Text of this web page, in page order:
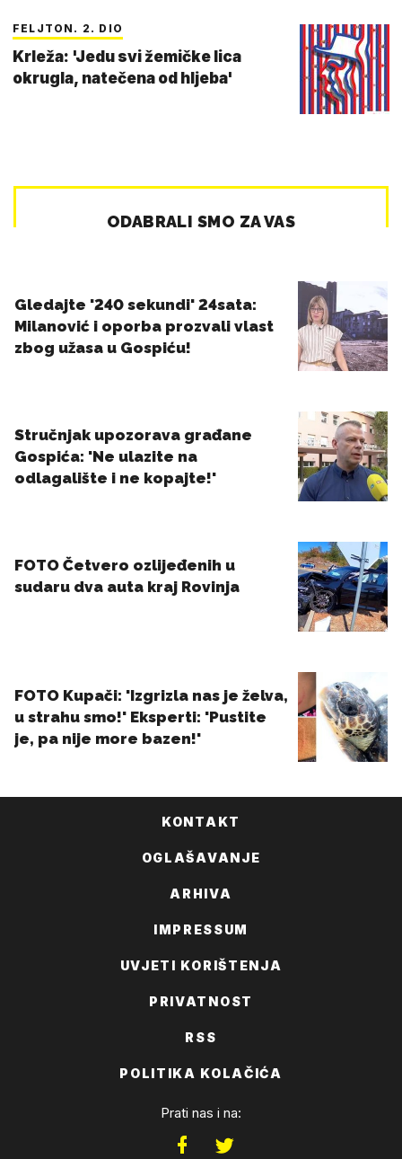
FELJTON. 2. DIO
Krleža: 'Jedu svi žemičke lica
okrugla, natečena od hljeba'
KONTAKT
OGLAŠAVANJE
ARHIVA
IMPRESSUM
UVJETI KORIŠTENJA
PRIVATNOST
RSS
POLITIKA KOLAČIĆA
Prati nas i na: